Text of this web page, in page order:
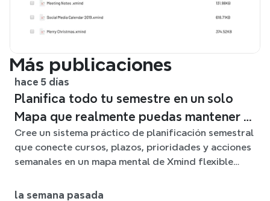
Más publicaciones
hace 5 días
Planifica todo tu semestre en un solo
Mapa que realmente puedas mantener al
día
Cree un sistema práctico de planificación semestral
que conecte cursos, plazos, prioridades y acciones
semanales en un mapa mental de Xmind flexible
la semana pasada